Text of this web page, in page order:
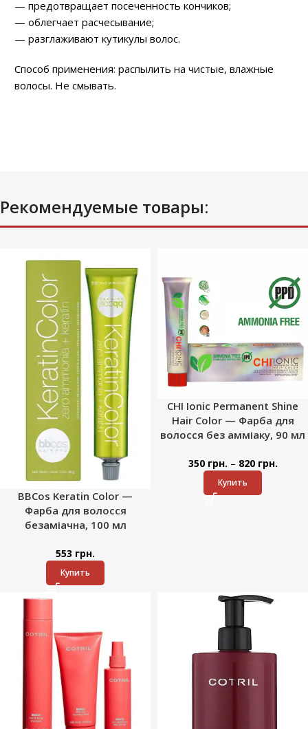
— предотвращает посеченность кончиков;
— облегчает расчесывание;
— разглаживают кутикулы волос.
Способ применения: распылить на чистые, влажные
волосы. Не смывать.
Рекомендуемые товары:
BBCos Keratin Color —
Фарба для волосся
безаміачна, 100 мл
553 грн.
Купить
CHI Ionic Permanent Shine
Hair Color — Фарба для
волосся без амміаку, 90 мл
350 грн. – 820 грн.
Купить